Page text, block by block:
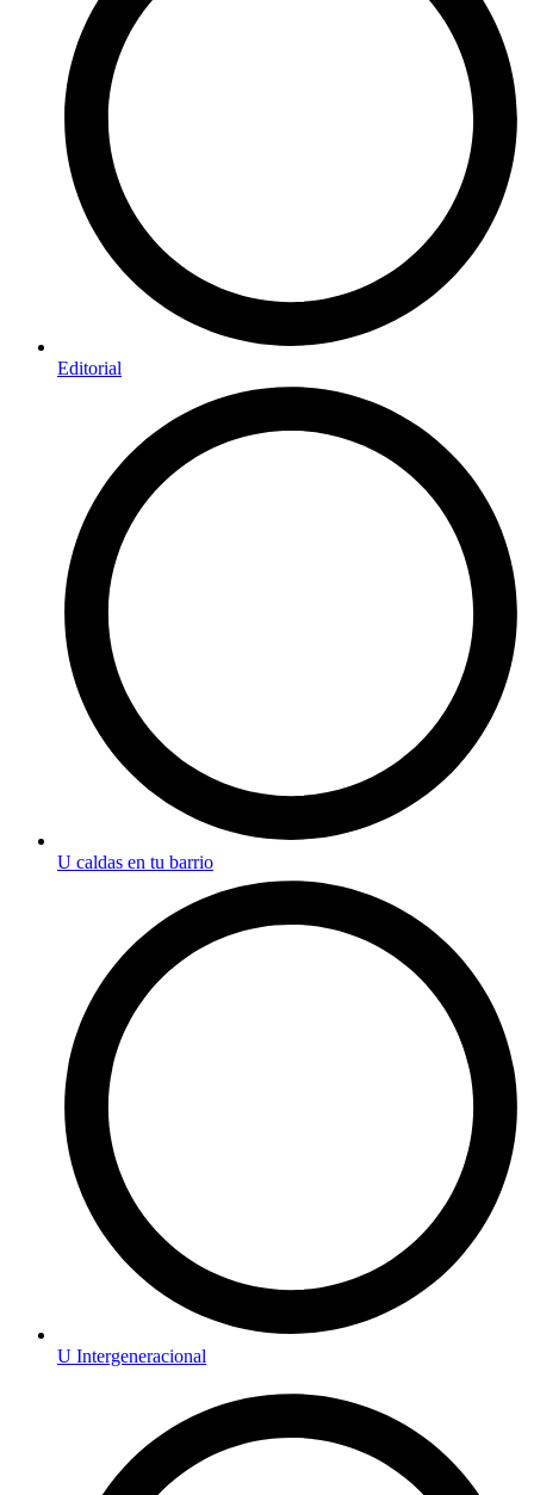
Editorial
U caldas en tu barrio
U Intergeneracional